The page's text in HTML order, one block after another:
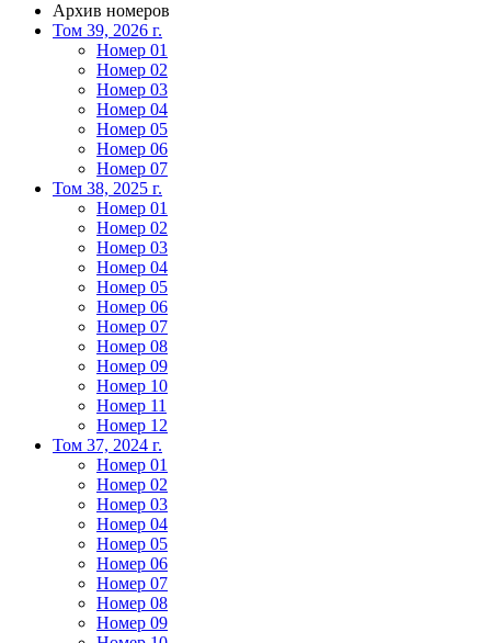
Архив номеров
Том 39, 2026 г.
Номер 01
Номер 02
Номер 03
Номер 04
Номер 05
Номер 06
Номер 07
Том 38, 2025 г.
Номер 01
Номер 02
Номер 03
Номер 04
Номер 05
Номер 06
Номер 07
Номер 08
Номер 09
Номер 10
Номер 11
Номер 12
Том 37, 2024 г.
Номер 01
Номер 02
Номер 03
Номер 04
Номер 05
Номер 06
Номер 07
Номер 08
Номер 09